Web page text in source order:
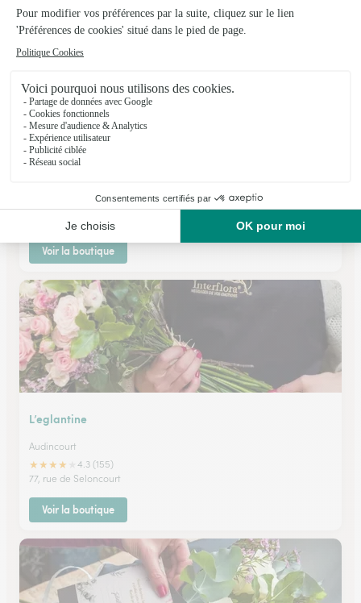
Babette Fleurs
★★★★★ 4.7 (198)
51, faubourg de Besancon
Voir la boutique
L’eglantine
Audincourt
★★★★
4.3 (155)
77, rue de Seloncourt
Voir la boutique